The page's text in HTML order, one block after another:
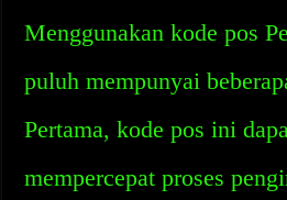
Menggunakan kode pos
puluh mempunyai
Pertama, kode pos ini
mempercepat proses